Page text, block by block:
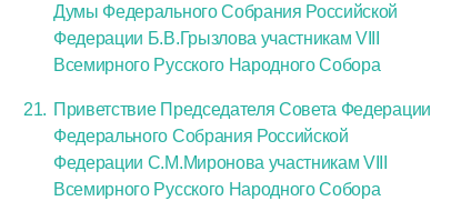
Думы Федерального Собрания Российской
Федерации Б.В.Грызлова участникам VIII
Всемирного Русского Народного Собора
Приветствие Председателя Совета Федерации
Федерального Собрания Российской
Федерации С.М.Миронова участникам VIII
Всемирного Русского Народного Собора